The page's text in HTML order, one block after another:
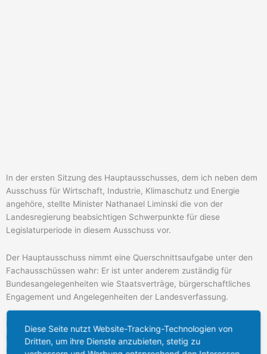
In der ersten Sitzung des Hauptausschusses, dem ich neben dem
Ausschuss für Wirtschaft, Industrie, Klimaschutz und Energie
angehöre, stellte Minister Nathanael Liminski die von der
Landesregierung beabsichtigen Schwerpunkte für diese
Legislaturperiode in diesem Ausschuss vor.
Der Hauptausschuss nimmt eine Querschnittsaufgabe unter den
Fachausschüssen wahr: Er ist unter anderem zuständig für
Bundesangelegenheiten wie Staatsverträge, bürgerschaftliches
Engagement und Angelegenheiten der Landesverfassung.
Direkt wurde klar: Die Landesregierung hat wichtige Themen
identifiziert und sich ambitionierte Ziele gesetzt. Besonders
hervorzuheben ist das Themenfeld des demografischen Wandels.
Diese Seite nutzt Website-Tracking-Technologien von
Dritten, um ihre Dienste anzubieten, stetig zu